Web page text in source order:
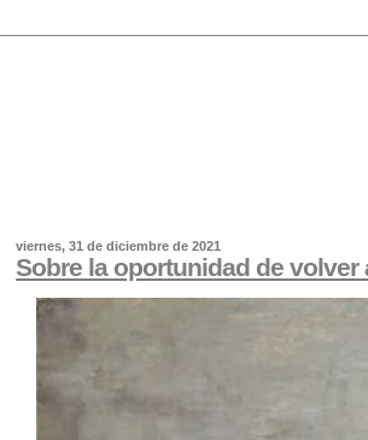
viernes, 31 de diciembre de 2021
Sobre la oportunidad de